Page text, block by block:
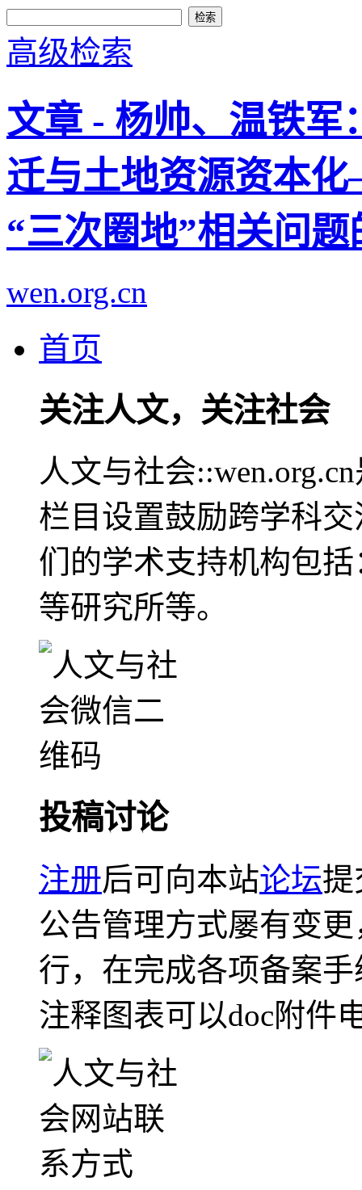
高级检索
文章 - 杨帅、温铁军
迁与土地资源资本
“三次圈地”相关问
wen.org.cn
首页
关注人文，关注社会
人文与社会
栏目设置鼓励跨学科
们的学术支持机构包
等研究所等。
投稿讨论
注册后可向本站论坛提
公告管理方式屡有变
行，在完成各项备案
注释图表可以doc附件